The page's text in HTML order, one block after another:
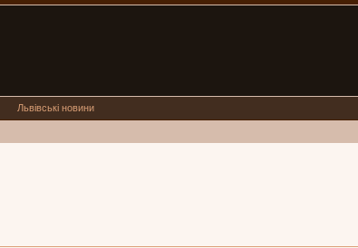
Львівські новини